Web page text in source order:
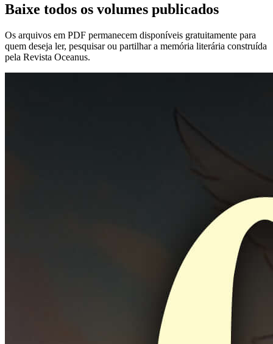
Baixe todos os volumes publicados
Os arquivos em PDF permanecem disponíveis gratuitamente para
quem deseja ler, pesquisar ou partilhar a memória literária construída
pela Revista Oceanus.